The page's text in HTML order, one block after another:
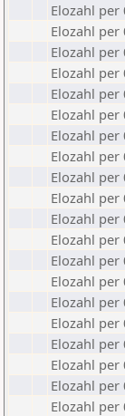
Elozahl per
Elozahl per
Elozahl per
Elozahl per
Elozahl per
Elozahl per
Elozahl per
Elozahl per
Elozahl per
Elozahl per
Elozahl per
Elozahl per
Elozahl per
Elozahl per
Elozahl per
Elozahl per
Elozahl per
Elozahl per
Elozahl per
Elozahl per